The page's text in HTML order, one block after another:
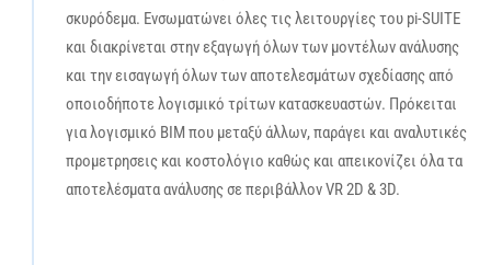
σκυρόδεμα. Ενσωματώνει όλες τις λειτουργίες του pi-SUITE
και διακρίνεται στην εξαγωγή όλων των μοντέλων ανάλυσης
και την εισαγωγή όλων των αποτελεσμάτων σχεδίασης από
οποιοδήποτε λογισμικό τρίτων κατασκευαστών. Πρόκειται
για λογισμικό BIM που μεταξύ άλλων, παράγει και αναλυτικές
προμετρησεις και κοστολόγιο καθώς και απεικονίζει όλα τα
αποτελέσματα ανάλυσης σε περιβάλλον VR 2D & 3D.